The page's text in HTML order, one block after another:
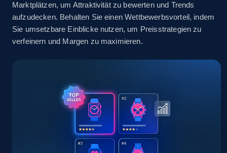
eBay - Gather data on products using
359+ Jetzt anfangen
Marktplätzen, um Attraktivität zu bewerten und Trends
aufzudecken. Behalten Sie einen Wettbewerbsvorteil, indem
Sie umsetzbare Einblicke nutzen, um Preisstrategien zu
verfeinern und Margen zu maximieren.